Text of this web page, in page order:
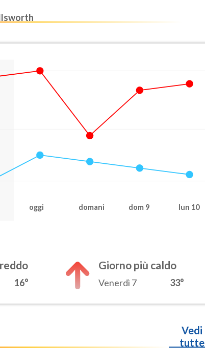
oggi domani dom 9 lun 10
16°
Giorno più caldo
Venerdì 7 33°
Vedi
tutte